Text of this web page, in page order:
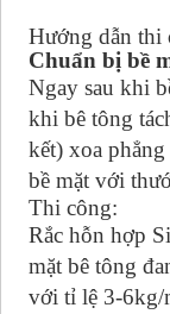
Hướng dẫn thi
Chuẩn bị bề
Ngay sau khi
khi bê tông
kết) xoa
bề mặt với
Thi công:
Rắc hỗn hợp
mặt bê tông
với tỉ lệ 3-6kg/